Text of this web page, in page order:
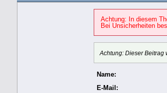
Achtung: In diesem
Bei Unsicherheiten
Achtung: Dieser Beitrag
Name:
E-Mail: